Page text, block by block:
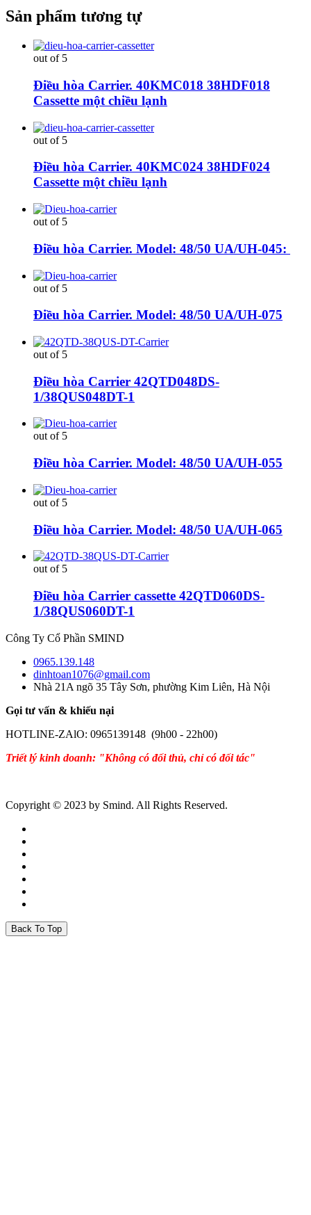
Sản phẩm tương tự
out of 5
Điều hòa Carrier. 40KMC018 38HDF018
Cassette một chiều lạnh
out of 5
Điều hòa Carrier. 40KMC024 38HDF024
Cassette một chiều lạnh
out of 5
Điều hòa Carrier. Model: 48/50 UA/UH-045:
out of 5
Điều hòa Carrier. Model: 48/50 UA/UH-075
out of 5
Điều hòa Carrier 42QTD048DS-
1/38QUS048DT-1
out of 5
Điều hòa Carrier. Model: 48/50 UA/UH-055
out of 5
Điều hòa Carrier. Model: 48/50 UA/UH-065
out of 5
Điều hòa Carrier cassette 42QTD060DS-
1/38QUS060DT-1
Công Ty Cổ Phần SMIND
0965.139.148
dinhtoan1076@gmail.com
Nhà 21A ngõ 35 Tây Sơn, phường Kim Liên, Hà Nội
Gọi tư vấn & khiếu nại
HOTLINE-ZAlO: 0965139148 (9h00 - 22h00)
Triết lý kinh doanh: "Không có đối thủ, chỉ có đối tác"
Copyright © 2023 by Smind. All Rights Reserved.
Back To Top